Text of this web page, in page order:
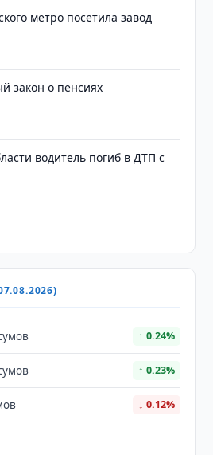
метро посетила завод
закон о пенсиях
водитель погиб в ДТП с
↑ 0.24%
↑ 0.23%
↓ 0.12%